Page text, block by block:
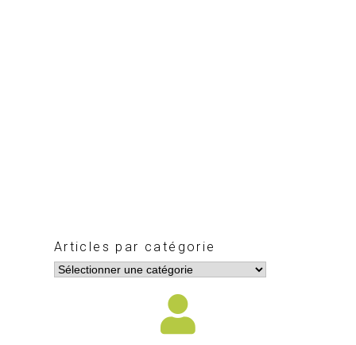
Articles par catégorie